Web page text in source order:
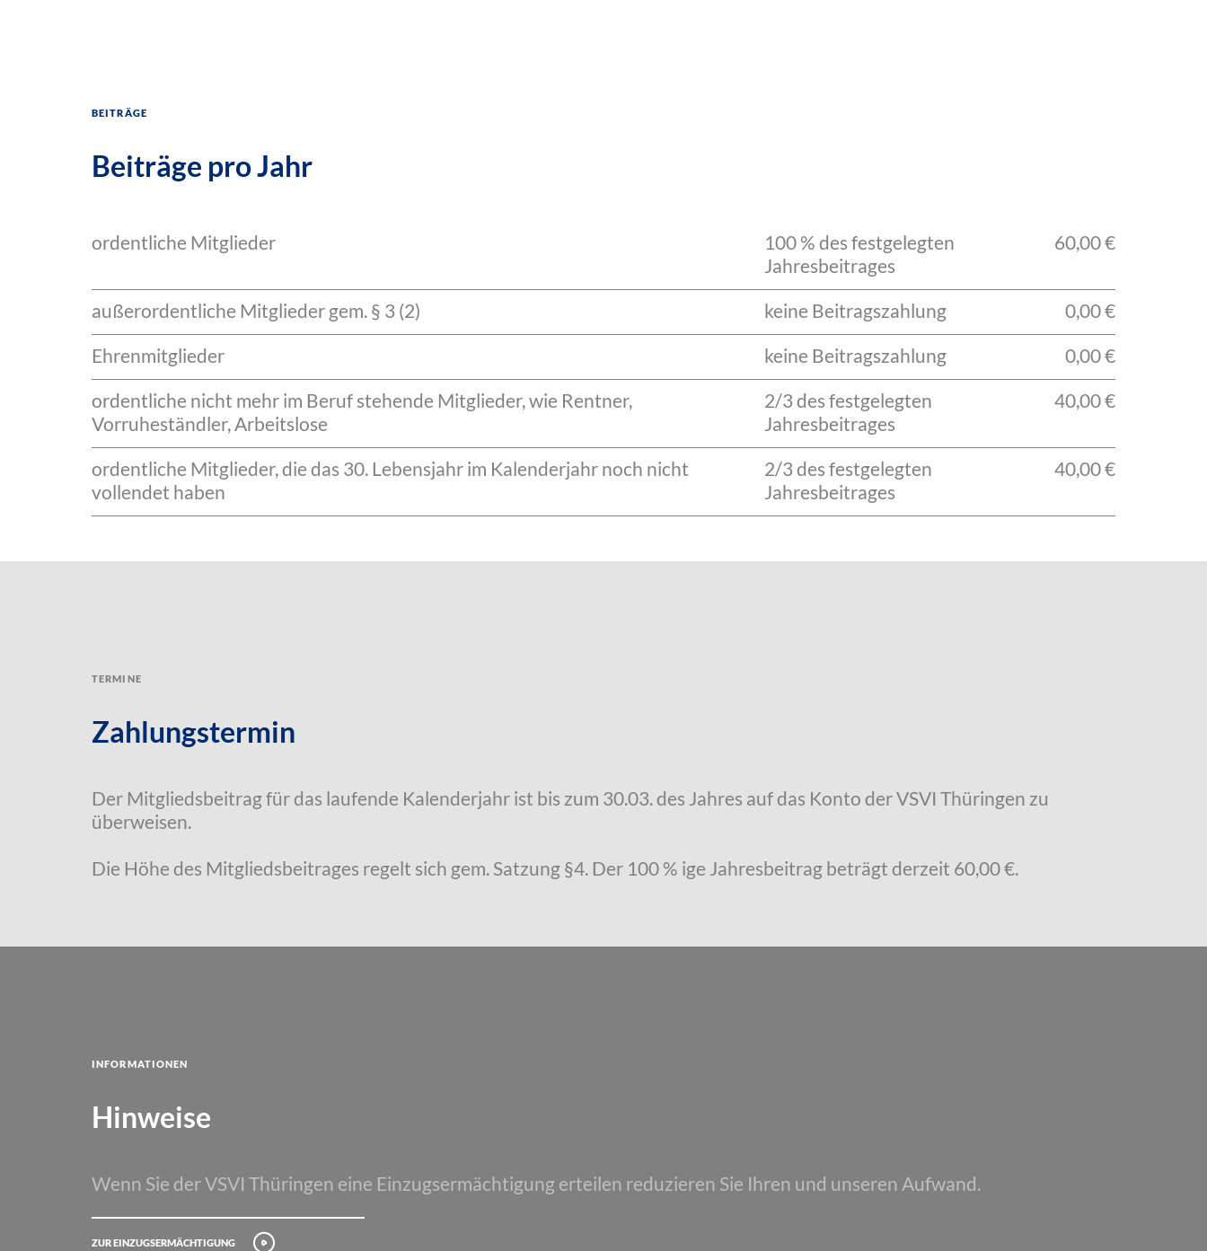
Beiträge
Beiträge pro Jahr
ordentliche Mitglieder
100 % des festgelegten
Jahresbeitrages
60,00 €
außerordentliche Mitglieder gem. § 3 (2) keine Beitragszahlung
0,00 €
Ehrenmitglieder
keine Beitragszahlung
0,00 €
ordentliche nicht mehr im Beruf stehende Mitglieder, wie Rentner,
Vorruheständler, Arbeitslose
2/3 des festgelegten
Jahresbeitrages
40,00 €
ordentliche Mitglieder, die das 30. Lebensjahr im Kalenderjahr noch nicht
vollendet haben
2/3 des festgelegten
Jahresbeitrages
40,00 €
Termine
Zahlungstermin
Der Mitgliedsbeitrag für das laufende Kalenderjahr ist bis zum 30.03. des Jahres auf das Konto der VSVI Thüringen zu
überweisen.
Die Höhe des Mitgliedsbeitrages regelt sich gem. Satzung §4. Der 100 % ige Jahresbeitrag beträgt derzeit 60,00 €.
Informationen
Hinweise
Wenn Sie der VSVI Thüringen eine Einzugsermächtigung erteilen reduzieren Sie Ihren und unseren Aufwand.
Zur Einzugsermächtigung